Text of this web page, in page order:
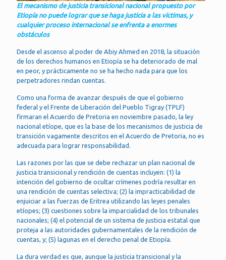
El mecanismo de justicia transicional nacional propuesto por
Etiopía no puede lograr que se haga justicia a las víctimas, y
cualquier proceso internacional se enfrenta a enormes
obstáculos
Desde el ascenso al poder de Abiy Ahmed en 2018, la situación
de los derechos humanos en Etiopía se ha deteriorado de mal
en peor, y prácticamente no se ha hecho nada para que los
perpetradores rindan cuentas.
Como una forma de avanzar después de que el gobierno
federal y el Frente de Liberación del Pueblo Tigray (TPLF)
firmaran el Acuerdo de Pretoria en noviembre pasado, la ley
nacional etíope, que es la base de los mecanismos de justicia de
transición vagamente descritos en el Acuerdo de Pretoria, no es
adecuada para lograr responsabilidad.
Las razones por las que se debe rechazar un plan nacional de
justicia transicional y rendición de cuentas incluyen: (1) la
intención del gobierno de ocultar crímenes podría resultar en
una rendición de cuentas selectiva; (2) la impracticabilidad de
enjuiciar a las fuerzas de Eritrea utilizando las leyes penales
etíopes; (3) cuestiones sobre la imparcialidad de los tribunales
nacionales; (4) el potencial de un sistema de justicia estatal que
proteja a las autoridades gubernamentales de la rendición de
cuentas, y; (5) lagunas en el derecho penal de Etiopía.
La dura verdad es que, aunque la justicia transicional y la